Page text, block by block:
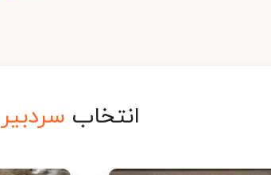
انتخاب سردبیر